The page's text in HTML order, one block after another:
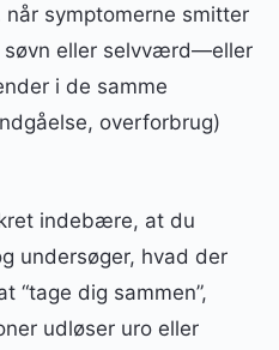
symptomerne smitter
søvn eller selvværd—eller
i de samme
overforbrug)
indebære, at du
undersøger, hvad der
“tage dig sammen”,
udløser uro eller